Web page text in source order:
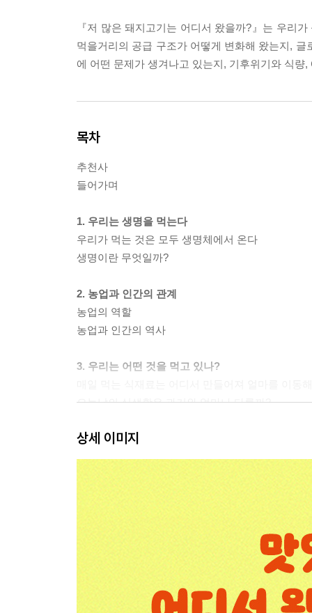
『저 많은 돼지고기는 어디서 왔을까?』는 우리
먹을거리의 공급 구조가 어떻게 변화해 왔는지,
에 어떤 문제가 생겨나고 있는지, 기후위기와 식
목차
추천사
들어가며
1. 우리는 생명을 먹는다
우리가 먹는 것은 모두 생명체에서 온다
생명이란 무엇일까?
2. 농업과 인간의 관계
농업의 역할
농업과 인간의 역사
3. 우리는 어떤 것을 먹고 있나?
오늘날의 식생활은 과거와 얼마나 다를까?
4. 글로벌 시대의 먹거리
세계는 먹거리로 연결되어 있다
생태계를 살리는 ‘먹을 수 있는 경관’ 운동
6. 넓은 시야로 보는 먹거리
상세 이미지